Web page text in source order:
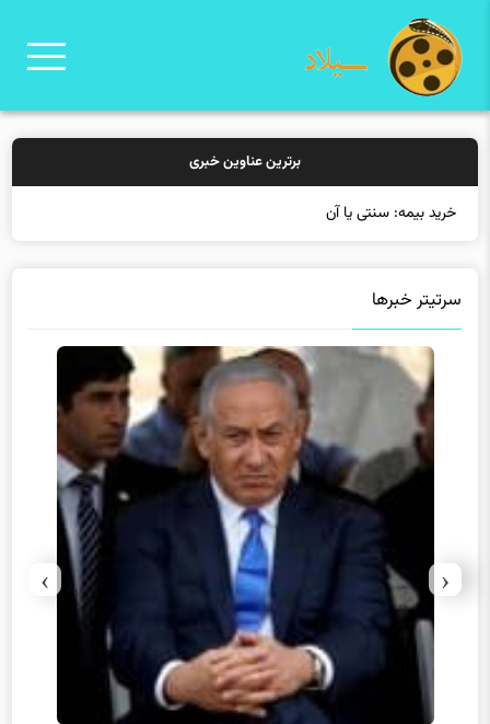
برترین عناوین خبری
خرید بیمه: سنتی یا آنلاین؟ کدا
سرتیتر خبرها
‹
›